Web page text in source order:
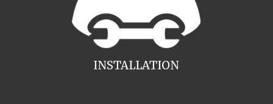
INSTALLATION